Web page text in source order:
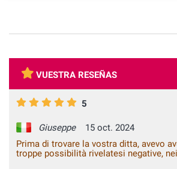
VUESTRA RESEÑAS
5
Giuseppe
15 oct. 2024
Prima di trovare la vostra ditta, avevo
troppe possibilità rivelatesi negative,